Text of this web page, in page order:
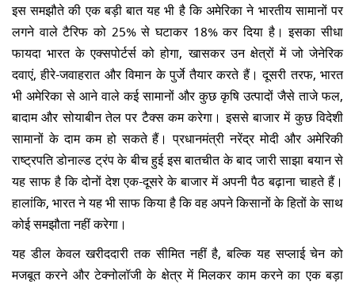
इस समझौते की एक बड़ी बात यह भी है कि अमेरिका ने भारतीय सामानों पर
लगने वाले टैरिफ को 25% से घटाकर 18% कर दिया है। इसका सीधा
फायदा भारत के एक्सपोर्टर्स को होगा, खासकर उन क्षेत्रों में जो जेनेरिक
दवाएं, हीरे-जवाहरात और विमान के पुर्जे तैयार करते हैं। दूसरी तरफ, भारत
भी अमेरिका से आने वाले कई सामानों और कुछ कृषि उत्पादों जैसे ताजे फल,
बादाम और सोयाबीन तेल पर टैक्स कम करेगा। इससे बाजार में कुछ विदेशी
सामानों के दाम कम हो सकते हैं। प्रधानमंत्री नरेंद्र मोदी और अमेरिकी
राष्ट्रपति डोनाल्ड ट्रंप के बीच हुई इस बातचीत के बाद जारी साझा बयान से
यह साफ है कि दोनों देश एक-दूसरे के बाजार में अपनी पैठ बढ़ाना चाहते हैं।
हालांकि, भारत ने यह भी साफ किया है कि वह अपने किसानों के हितों के साथ
कोई समझौता नहीं करेगा।
यह डील केवल खरीददारी तक सीमित नहीं है, बल्कि यह सप्लाई चेन को
मजबूत करने और टेक्नोलॉजी के क्षेत्र में मिलकर काम करने का एक बड़ा